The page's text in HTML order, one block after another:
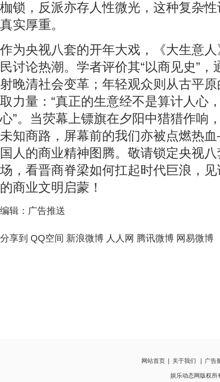
枷锁，反派亦存人性微光，这种复杂
真实厚重。
作为央视八套的开年大戏，《大生意
民讨论热潮。学者评价其“以商见史”，
射晚清社会变革；年轻观众则从古平
取力量：“真正的生意经不是算计人心
心”。当荧幕上镖旗在夕阳中猎猎作响
未知商路，屏幕前的我们亦被点燃热
国人的商业精神图腾。敬请锁定央视
场，看晋商脊梁如何扛起时代巨浪，
的商业文明启蒙！
编辑：广告推送
分享到 QQ空间 新浪微博 人人网 腾讯微博 网易微博
网站首页 关于我们 广告
娱乐动态网版权